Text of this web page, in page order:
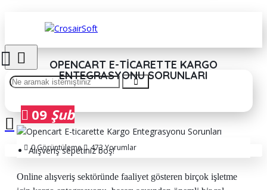
Alışveriş sepetiniz boş!
OPENCART E-TICARETTE KARGO
ENTEGRASYONU SORUNLARI
09 Şub
0 Görüntüleme 473 Yorumlar
Online alışveriş sektöründe faaliyet gösteren birçok işletme